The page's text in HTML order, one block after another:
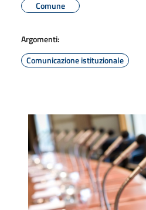
Comune
Argomenti:
Comunicazione istituzionale